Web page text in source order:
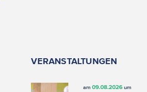
VERANSTALTUNGEN
am09.08.2026 um